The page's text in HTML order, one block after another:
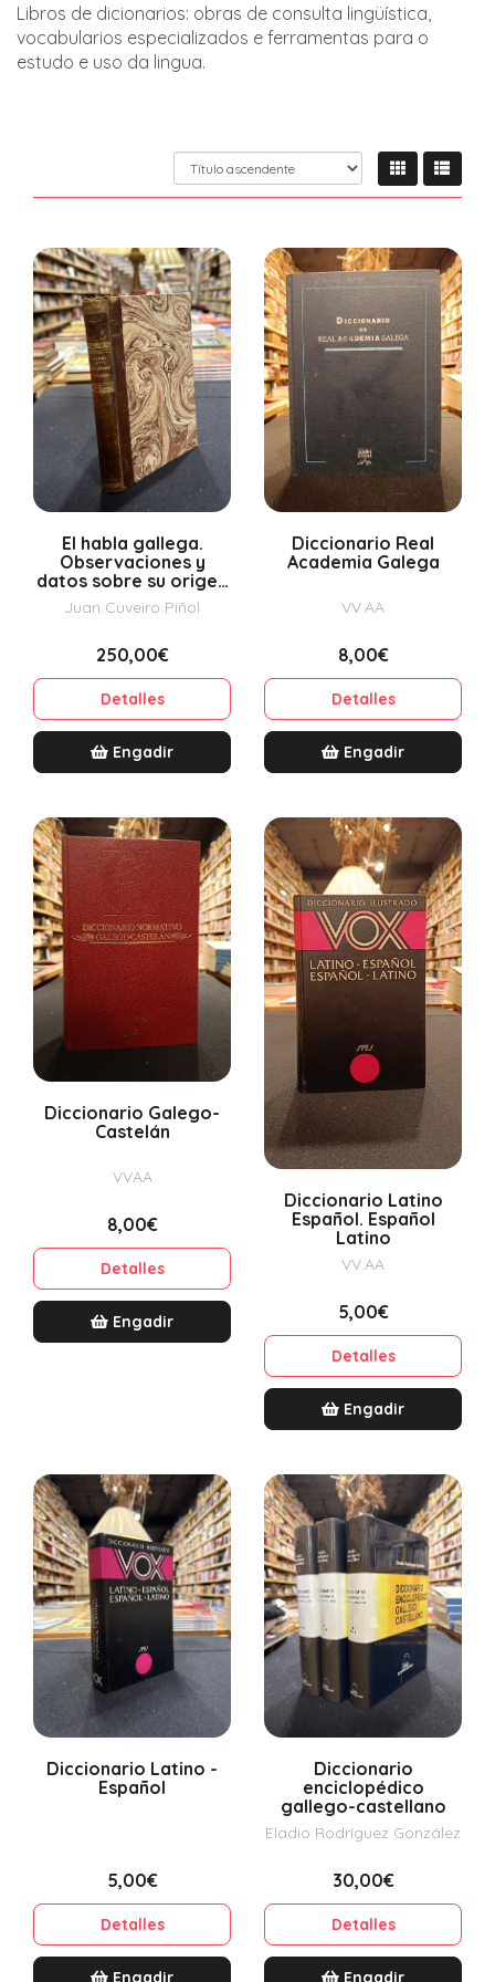
Libros de dicionarios: obras de consulta lingüística,
vocabularios especializados e ferramentas para o
estudo e uso da lingua.
El habla gallega.
Observaciones y
datos sobre su origen
y vicisitudes
Juan Cuveiro Piñol
250,00€
Detalles
Engadir
Diccionario Real
Academia Galega
VV.AA
8,00€
Detalles
Engadir
Diccionario Galego-
Castelán
VVAA
8,00€
Detalles
Engadir
Diccionario Latino
Español. Español
Latino
VV.AA
5,00€
Detalles
Engadir
Diccionario Latino -
Español
5,00€
Detalles
Engadir
Diccionario
enciclopédico
gallego-castellano
Eladio Rodríguez González
30,00€
Detalles
Engadir